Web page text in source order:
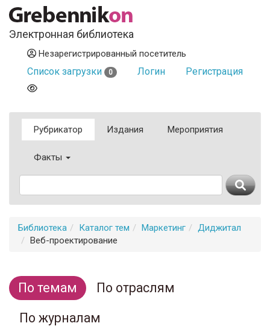
Электронная библиотека
Незарегистрированный посетитель
Список загрузки 0 Логин Регистрация
Рубрикатор Издания Мероприятия
Факты
Библиотека Каталог тем Маркетинг
Диджитал
Веб-проектирование
По темам
По отраслям
По журналам